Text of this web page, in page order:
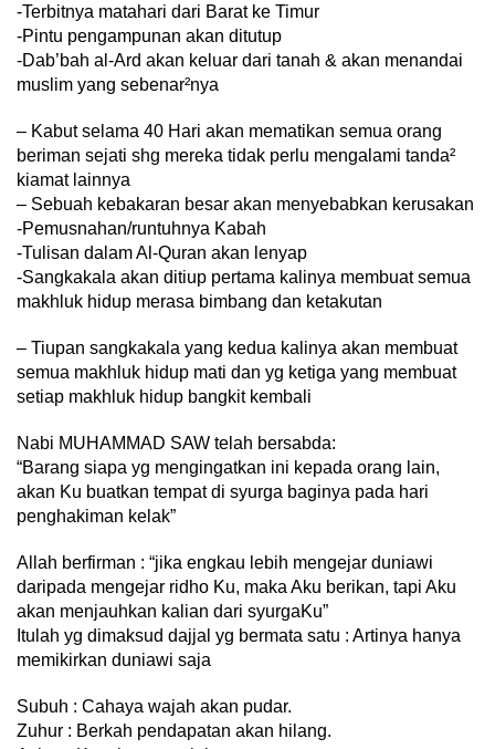
-Terbitnya matahari dari Barat ke Timur
-Pintu pengampunan akan ditutup
-Dab’bah al-Ard akan keluar dari tanah & akan menandai
muslim yang sebenar²nya
– Kabut selama 40 Hari akan mematikan semua orang
beriman sejati shg mereka tidak perlu mengalami tanda²
kiamat lainnya
– Sebuah kebakaran besar akan menyebabkan kerusakan
-Pemusnahan/runtuhnya Kabah
-Tulisan dalam Al-Quran akan lenyap
-Sangkakala akan ditiup pertama kalinya membuat semua
makhluk hidup merasa bimbang dan ketakutan
– Tiupan sangkakala yang kedua kalinya akan membuat
semua makhluk hidup mati dan yg ketiga yang membuat
setiap makhluk hidup bangkit kembali
Nabi MUHAMMAD SAW telah bersabda:
“Barang siapa yg mengingatkan ini kepada orang lain,
akan Ku buatkan tempat di syurga baginya pada hari
penghakiman kelak”
Allah berfirman : “jika engkau lebih mengejar duniawi
daripada mengejar ridho Ku, maka Aku berikan, tapi Aku
akan menjauhkan kalian dari syurgaKu”
Itulah yg dimaksud dajjal yg bermata satu : Artinya hanya
memikirkan duniawi saja
Subuh : Cahaya wajah akan pudar.
Zuhur : Berkah pendapatan akan hilang.